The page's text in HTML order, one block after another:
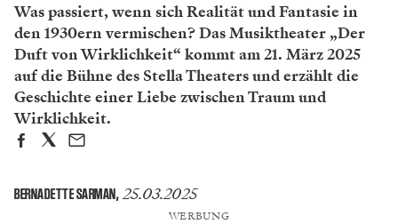
Was passiert, wenn sich Realität und Fantasie in
den 1930ern vermischen? Das Musiktheater „Der
Duft von Wirklichkeit“ kommt am 21. März 2025
auf die Bühne des Stella Theaters und erzählt die
Geschichte einer Liebe zwischen Traum und
Wirklichkeit.
BERNADETTE SARMAN, 25.03.2025
WERBUNG